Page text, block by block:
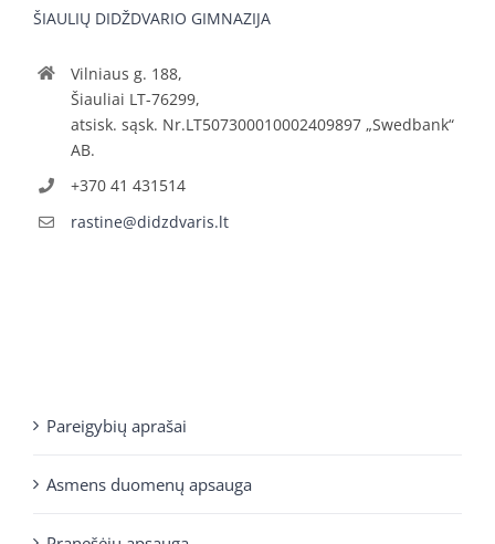
ŠIAULIŲ DIDŽDVARIO GIMNAZIJA
Vilniaus g. 188,
Šiauliai LT-76299,
atsisk. sąsk. Nr.LT507300010002409897 „Swedbank“
AB.
+370 41 431514
rastine@didzdvaris.lt
Pareigybių aprašai
Asmens duomenų apsauga